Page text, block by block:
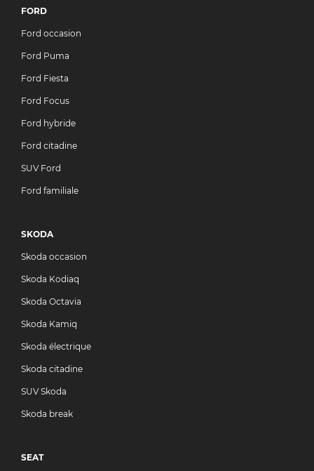
FORD
Ford occasion
Ford Puma
Ford Fiesta
Ford Focus
Ford hybride
Ford citadine
SUV Ford
Ford familiale
SKODA
Skoda occasion
Skoda Kodiaq
Skoda Octavia
Skoda Kamiq
Skoda électrique
Skoda citadine
SUV Skoda
Skoda break
SEAT